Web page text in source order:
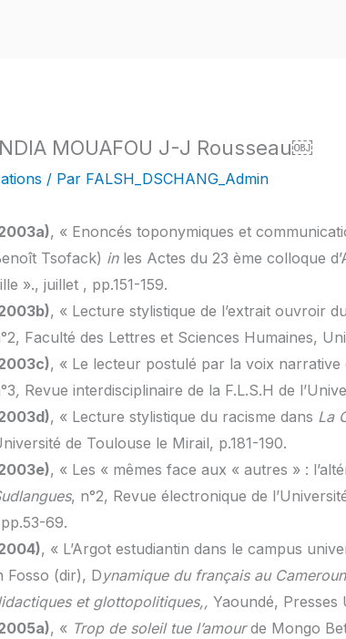
MOUAFOU J-J Rousseau￼
/ Par FALSH_DSCHANG_Admin
, « Enoncés toponymiques et
Tsofack) in les Actes du 23 ème colloque
»., juillet , pp.151-159.
, « Lecture stylistique de l’extrait ouvroir du
Faculté des Lettres et Sciences Humaines,
, « Le lecteur postulé par la voix narrative
, Revue interdisciplinaire de la F.L.S.H de
, « Lecture stylistique du racisme dans La
de Toulouse le Mirail, p.181-190.
, « Les « mêmes face aux « autres » :
, n°2, Revue électronique de
69.
, « L’Argot estudiantin dans le campus
Fosso (dir), Dynamique du français au
et glottopolitiques,, Yaoundé, Presses
, « Trop de soleil tue l’amourde Mongo